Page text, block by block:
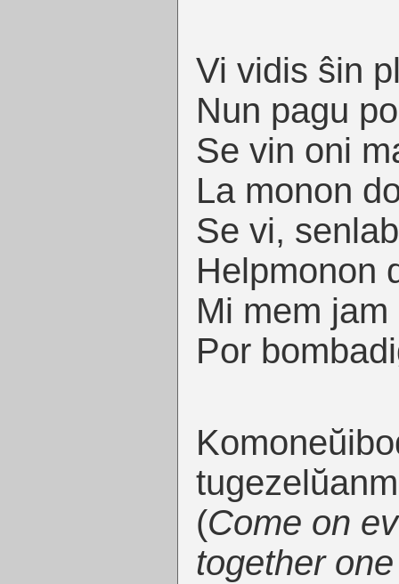
Vi vidis ŝin
Nun pagu
Se vin oni
La monon
Se vi,
Helpmonon
Mi mem
Por
(Come on
together